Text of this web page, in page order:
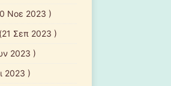
Νοε 2023 )
Σεπ 2023 )
2023 )
2023 )